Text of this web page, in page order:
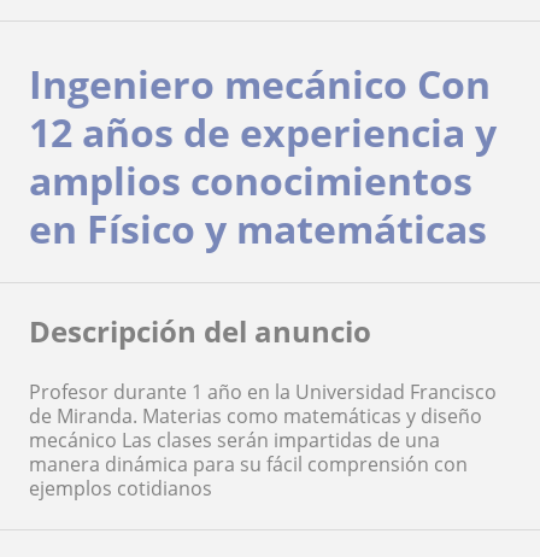
Ingeniero mecánico Con
12 años de experiencia y
amplios conocimientos
en Físico y matemáticas
Descripción del anuncio
Profesor durante 1 año en la Universidad Francisco
de Miranda. Materias como matemáticas y diseño
mecánico Las clases serán impartidas de una
manera dinámica para su fácil comprensión con
ejemplos cotidianos